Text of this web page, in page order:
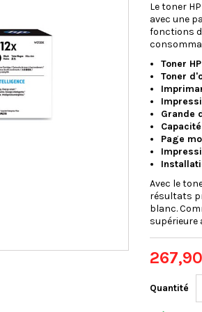
Le toner
avec une
fonctions
Toner
Toner
Grande
Page
Avec le
résultats
blanc.
supérieure
Quantité